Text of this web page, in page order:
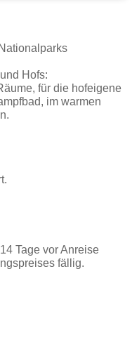
Hofs:
für die hofeigene
im warmen
Tage vor Anreise
fällig.